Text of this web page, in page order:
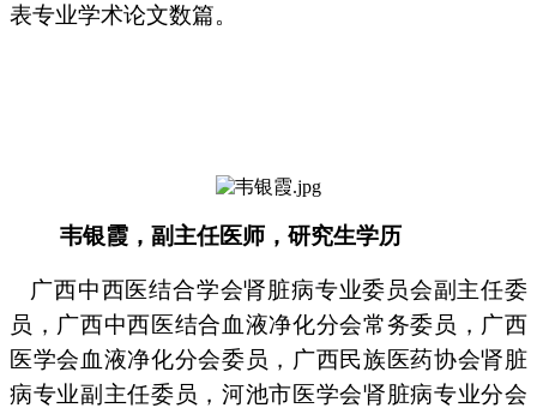
表专业学术论文数篇。
韦银霞，副主任医师，研究生学历
广西中西医结合学会肾脏病专业委员会副主任委
员，广西中西医结合血液净化分会常务委员，广西
医学会血液净化分会委员，广西民族医药协会肾脏
病专业副主任委员，河池市医学会肾脏病专业分会